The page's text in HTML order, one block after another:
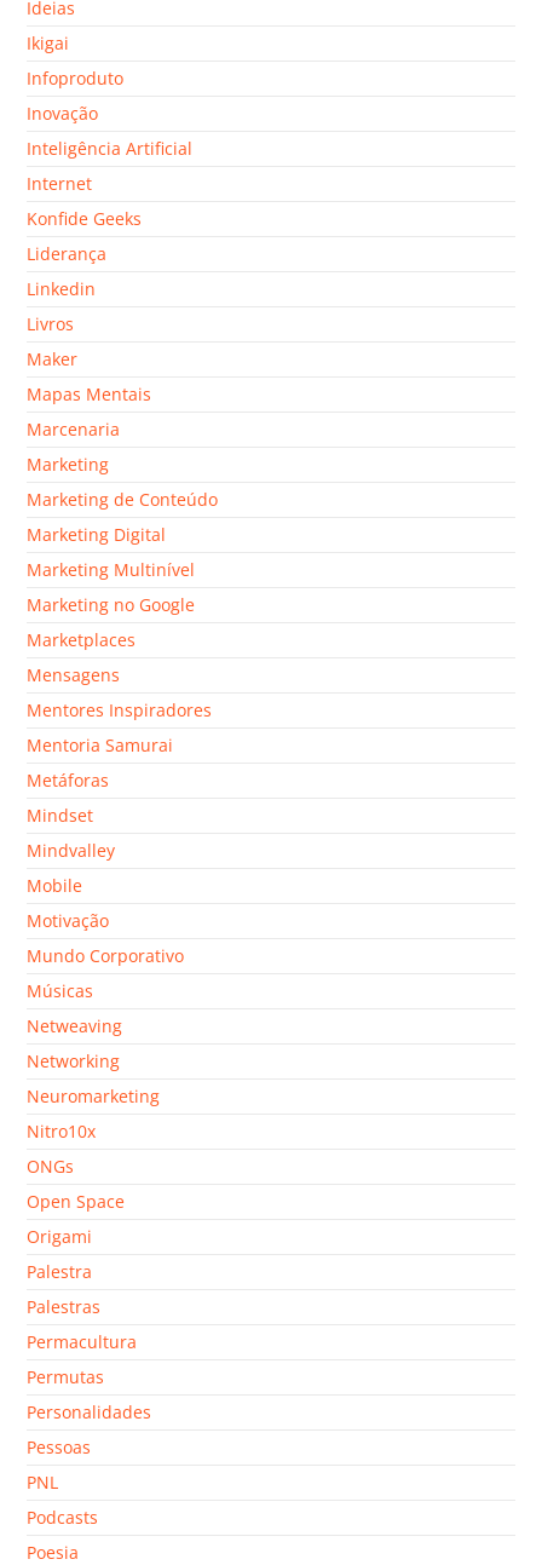
Ideias
Ikigai
Infoproduto
Inovação
Inteligência Artificial
Internet
Konfide Geeks
Liderança
Linkedin
Livros
Maker
Mapas Mentais
Marcenaria
Marketing
Marketing de Conteúdo
Marketing Digital
Marketing Multinível
Marketing no Google
Marketplaces
Mensagens
Mentores Inspiradores
Mentoria Samurai
Metáforas
Mindset
Mindvalley
Mobile
Motivação
Mundo Corporativo
Músicas
Netweaving
Networking
Neuromarketing
Nitro10x
ONGs
Open Space
Origami
Palestra
Palestras
Permacultura
Permutas
Personalidades
Pessoas
PNL
Podcasts
Poesia